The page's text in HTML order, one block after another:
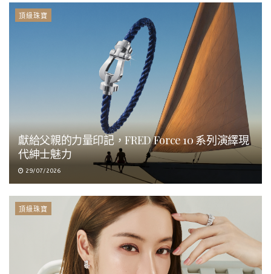
頂級珠寶
獻給父親的力量印記，FRED Force 10 系列演繹現
代紳士魅力
29/07/2026
頂級珠寶